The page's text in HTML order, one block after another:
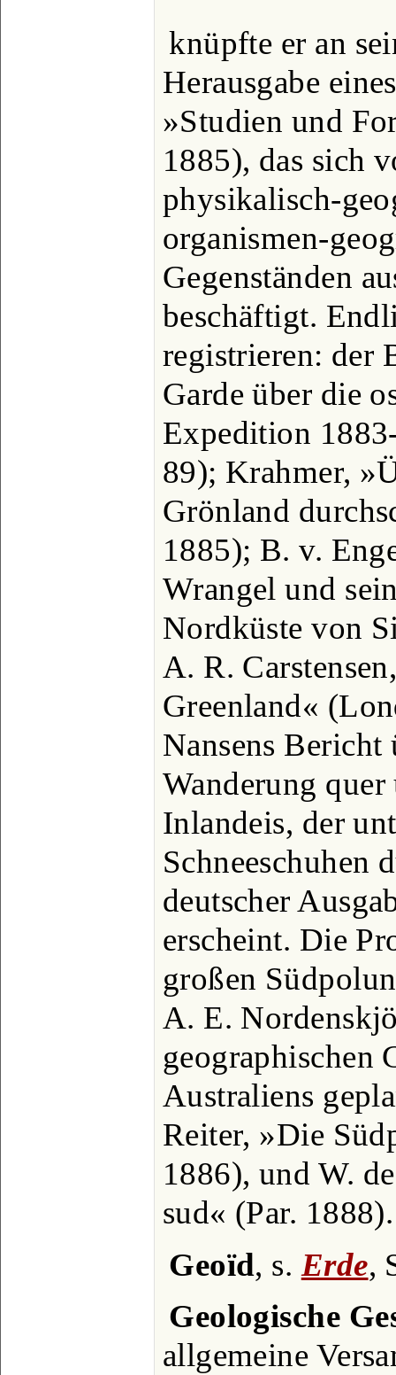
knüpfte er an
Herausgabe
»Studien und
1885), das sich
physikalisch-
organismen-
Gegenständen
beschäftigt.
registrieren: der
Garde über die
Expedition
89); Krahmer,
Grönland
1885); B. v.
Wrangel und
Nordküste von
A. R.
Greenland«
Nansens Bericht
Wanderung
Inlandeis, der
Schneeschuhen
deutscher
erscheint. Die
großen
A. E.
geographischen
Australiens
Reiter, »Die
1886), und W.
sud« (Par. 1888).
Geoïd, s. Erde,
Geologische
allgemeine